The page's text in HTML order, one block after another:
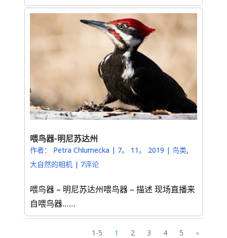
喂鸟器-明尼苏达州
作者： Petra Chlumecka | 7。 11。 2019 |鸟类,
大自然的相机 | 7评论
喂鸟器 – 明尼苏达州喂鸟器 – 描述 现场直播来
自喂鸟器……
1-5 1 2 3 4 5 »